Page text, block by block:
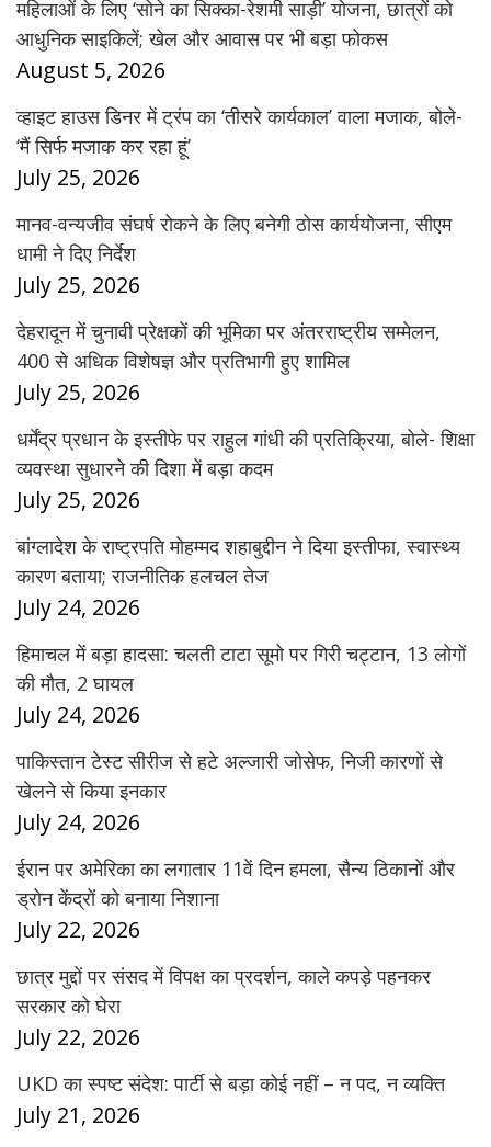
महिलाओं के लिए ‘सोने का सिक्का-रेशमी साड़ी’ योजना, छात्रों को
आधुनिक साइकिलें; खेल और आवास पर भी बड़ा फोकस
August 5, 2026
व्हाइट हाउस डिनर में ट्रंप का ‘तीसरे कार्यकाल’ वाला मजाक, बोले-
‘मैं सिर्फ मजाक कर रहा हूं’
July 25, 2026
मानव-वन्यजीव संघर्ष रोकने के लिए बनेगी ठोस कार्ययोजना, सीएम
धामी ने दिए निर्देश
July 25, 2026
देहरादून में चुनावी प्रेक्षकों की भूमिका पर अंतरराष्ट्रीय सम्मेलन,
400 से अधिक विशेषज्ञ और प्रतिभागी हुए शामिल
July 25, 2026
धर्मेंद्र प्रधान के इस्तीफे पर राहुल गांधी की प्रतिक्रिया, बोले- शिक्षा
व्यवस्था सुधारने की दिशा में बड़ा कदम
July 25, 2026
बांग्लादेश के राष्ट्रपति मोहम्मद शहाबुद्दीन ने दिया इस्तीफा, स्वास्थ्य
कारण बताया; राजनीतिक हलचल तेज
July 24, 2026
हिमाचल में बड़ा हादसा: चलती टाटा सूमो पर गिरी चट्टान, 13 लोगों
की मौत, 2 घायल
July 24, 2026
पाकिस्तान टेस्ट सीरीज से हटे अल्जारी जोसेफ, निजी कारणों से
खेलने से किया इनकार
July 24, 2026
ईरान पर अमेरिका का लगातार 11वें दिन हमला, सैन्य ठिकानों और
ड्रोन केंद्रों को बनाया निशाना
July 22, 2026
छात्र मुद्दों पर संसद में विपक्ष का प्रदर्शन, काले कपड़े पहनकर
सरकार को घेरा
July 22, 2026
UKD का स्पष्ट संदेश: पार्टी से बड़ा कोई नहीं – न पद, न व्यक्ति
July 21, 2026